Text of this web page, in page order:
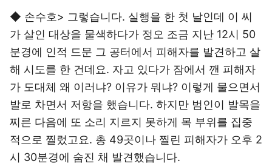
◆ 손수호> 그렇습니다. 실행을 한 첫 날인데 이 씨
가 살인 대상을 물색하다가 정오 조금 지난 12시 50
분경에 인적 드문 그 공터에서 피해자를 발견하고 살
해 시도를 한 건데요. 자고 있다가 잠에서 깬 피해자
가 도대체 왜 이러냐? 이유가 뭐냐? 이렇게 물으면서
발로 차면서 저항을 했습니다. 하지만 범인이 발목을
찌른 다음에 또 소리 지르지 못하게 목 부위를 집중
적으로 찔렀고요. 총 49곳이나 찔린 피해자가 오후 2
시 30분경에 숨진 채 발견했습니다.